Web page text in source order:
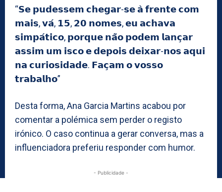
“𝗦𝗲 𝗽𝘂𝗱𝗲𝘀𝘀𝗲𝗺 𝗰𝗵𝗲𝗴𝗮𝗿-𝘀𝗲 𝗮̀ 𝗳𝗿𝗲𝗻𝘁𝗲 𝗰𝗼𝗺
𝗺𝗮𝗶𝘀, 𝘃𝗮́, 𝟭𝟱, 𝟮𝟬 𝗻𝗼𝗺𝗲𝘀, 𝗲𝘂 𝗮𝗰𝗵𝗮𝘃𝗮
𝘀𝗶𝗺𝗽𝗮́𝘁𝗶𝗰𝗼, 𝗽𝗼𝗿𝗾𝘂𝗲 𝗻𝗮̃𝗼 𝗽𝗼𝗱𝗲𝗺 𝗹𝗮𝗻𝗰̧𝗮𝗿
𝗮𝘀𝘀𝗶𝗺 𝘂𝗺 𝗶𝘀𝗰𝗼 𝗲 𝗱𝗲𝗽𝗼𝗶𝘀 𝗱𝗲𝗶𝘅𝗮𝗿-𝗻𝗼𝘀 𝗮𝗾𝘂𝗶
𝗻𝗮 𝗰𝘂𝗿𝗶𝗼𝘀𝗶𝗱𝗮𝗱𝗲. 𝗙𝗮𝗰̧𝗮𝗺 𝗼 𝘃𝗼𝘀𝘀𝗼
𝘁𝗿𝗮𝗯𝗮𝗹𝗵𝗼”
Desta forma, Ana Garcia Martins acabou por
comentar a polémica sem perder o registo
irónico. O caso continua a gerar conversa, mas a
influenciadora preferiu responder com humor.
- Publicidade -